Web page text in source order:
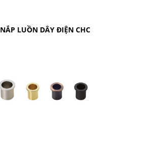
NẮP LUỒN DÂY ĐIỆN CHC